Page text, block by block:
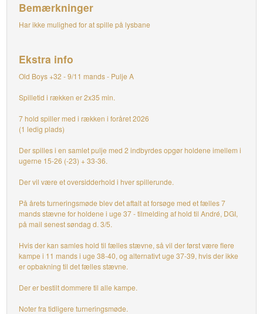
Bemærkninger
Har ikke mulighed for at spille på lysbane
Ekstra info
Old Boys +32 - 9/11 mands - Pulje A
Spilletid i rækken er 2x35 min.
7 hold spiller med i rækken i foråret 2026
(1 ledig plads)
Der spilles i en samlet pulje med 2 indbyrdes opgør holdene imellem i
ugerne 15-26 (-23) + 33-36.
Der vil være et oversidderhold i hver spillerunde.
På årets turneringsmøde blev det aftalt at forsøge med et fælles 7
mands stævne for holdene i uge 37 - tilmelding af hold til André, DGI,
på mail senest søndag d. 3/5.
Hvis der kan samles hold til fælles stævne, så vil der først være flere
kampe i 11 mands i uge 38-40, og alternativt uge 37-39, hvis der ikke
er opbakning til det fælles stævne.
Der er bestilt dommere til alle kampe.
Noter fra tidligere turneringsmøde.